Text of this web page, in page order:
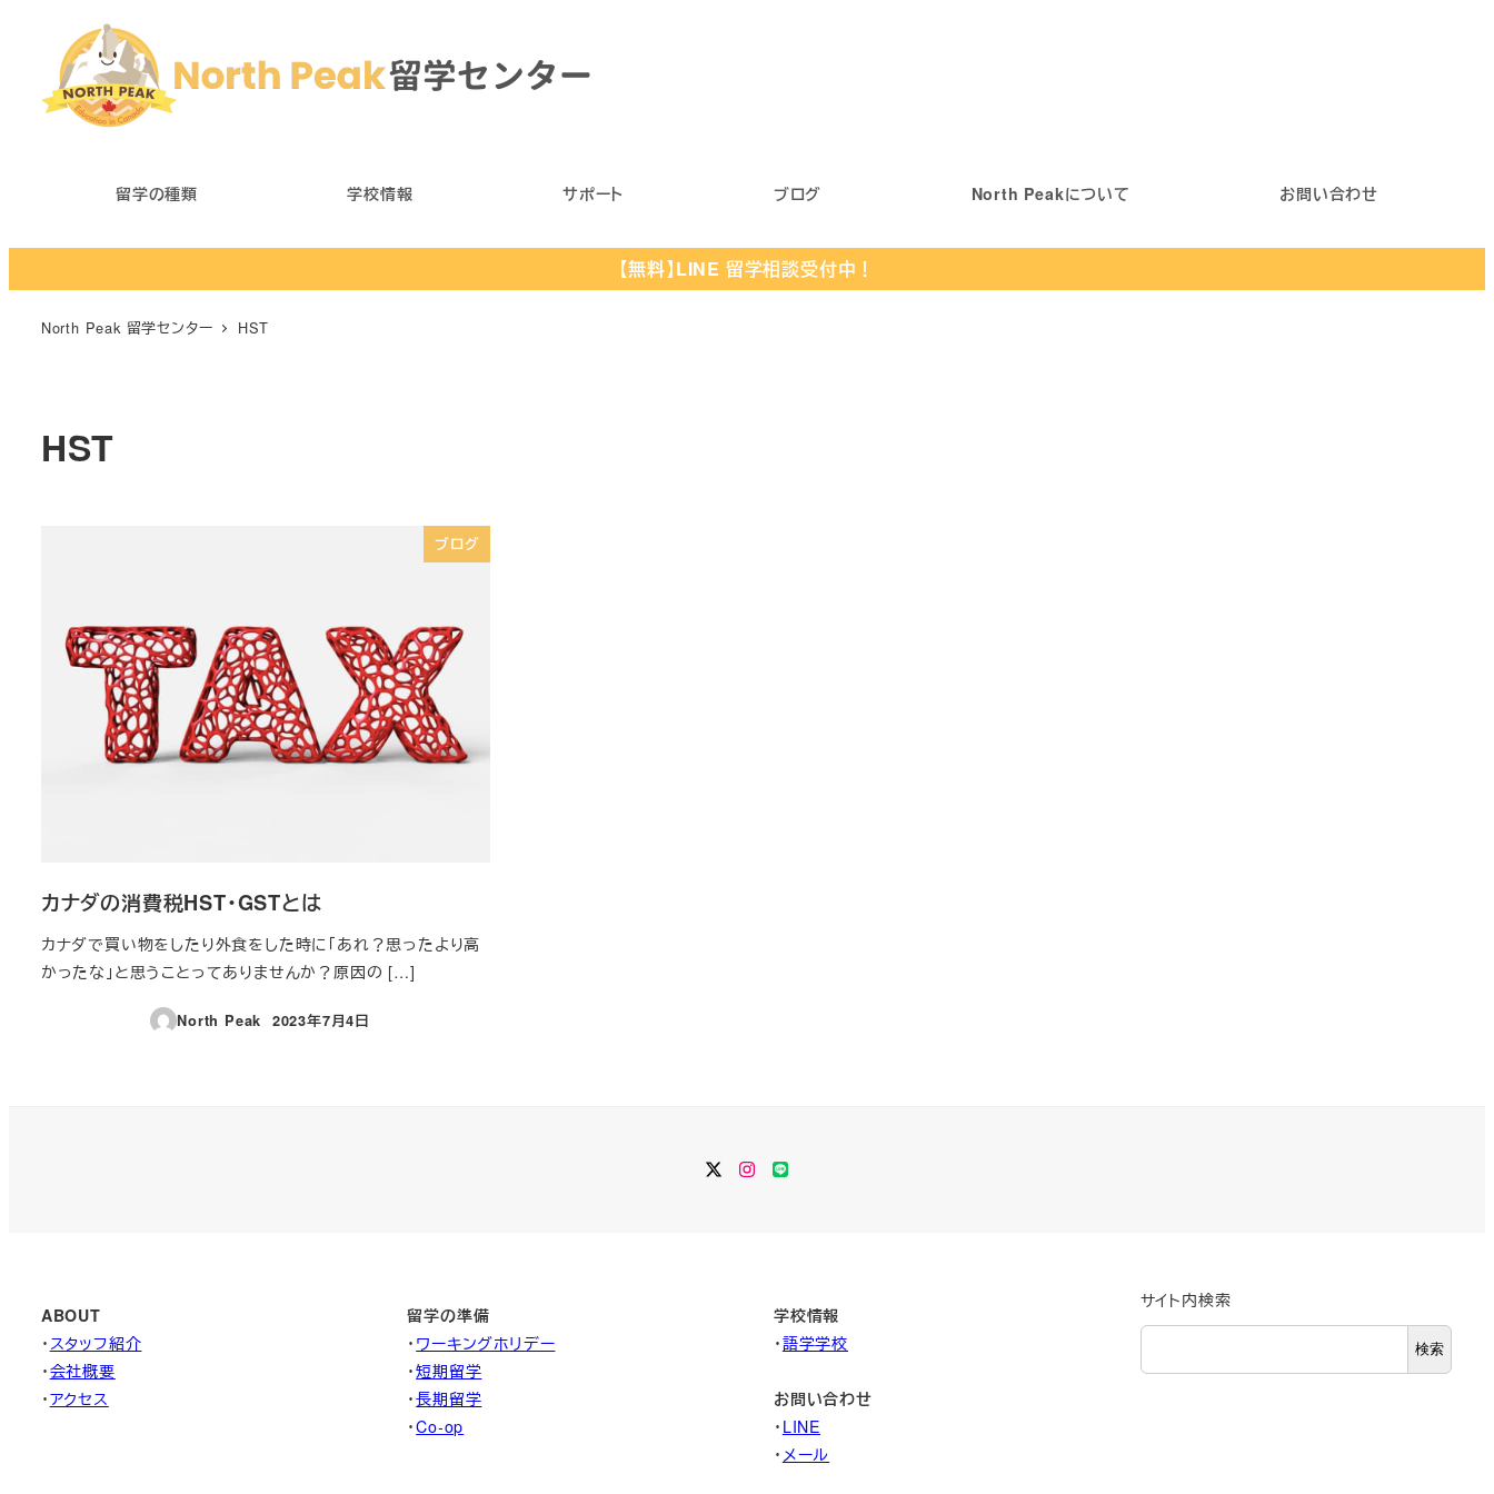
留学の種類 学校情報 サポート ブログ North Peakについて お問い合わせ
【無料】LINE 留学相談受付中！
North Peak 留学センター HST
HST
ブログ
カナダの消費税HST・GSTとは
カナダで買い物をしたり外食をした時に「あれ？思ったより高
かったな」と思うことってありませんか？原因の […]
North Peak
投稿日
2023年7月4日
TwitterInstagram
LINE
ABOUT
・ スタッフ紹介
・会社概要
・アクセス
留学の準備
・ ワーキングホリデー
・短期留学
・長期留学
・Co-op
学校情報
・語学学校
お問い合わせ
・ LINE
・ メール
サイト内検索
検索